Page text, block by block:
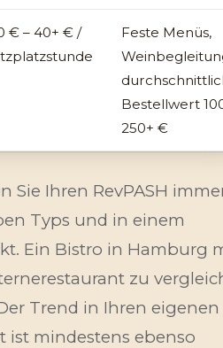
€ – 40+ € /
Feste Menüs,
Bestellwert
250+ €
Sie Ihren RevPASH
Typs und in einem
Ein Bistro in Hamburg
zu
Trend in Ihren eigenen
ist mindestens ebenso